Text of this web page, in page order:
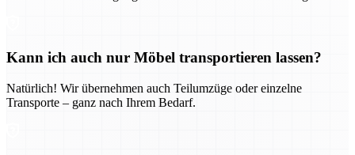
Kann ich auch nur Möbel transportieren lassen?
Natürlich! Wir übernehmen auch Teilumzüge oder einzelne
Transporte – ganz nach Ihrem Bedarf.